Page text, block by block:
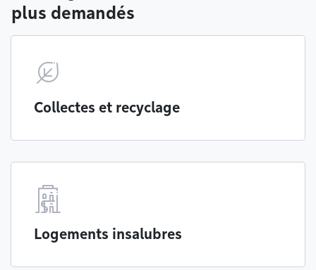
plus demandés
Collectes et recyclage
Logements insalubres